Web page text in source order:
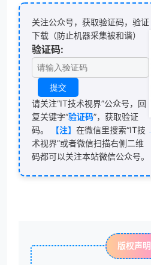
关注公众号，获取验证码，验证
下载（防止机器采集被和谐）
验证码:
请关注“IT技术视界”公众号，回
复关键字“验证码”，获取验证
码。
【注】 在微信里搜索“IT技
术视界”或者微信扫描右侧二维
码都可以关注本站微信公众号。
版权声明